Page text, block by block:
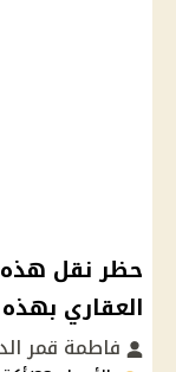
حظر نقل هذه
العقاري
فاطمة قمر